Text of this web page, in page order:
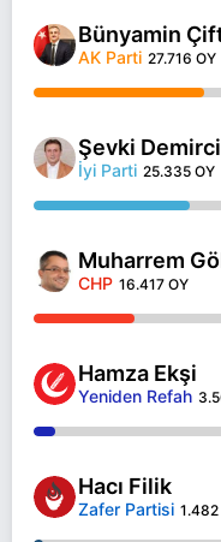
Bünyamin
AK Parti 27.716 OY
Şevki Demirci
İyi Parti 25.335 OY
Muharrem
CHP 16.417 OY
Hamza Ekşi
Yeniden Refah
Hacı Filik
Zafer Partisi 1.482